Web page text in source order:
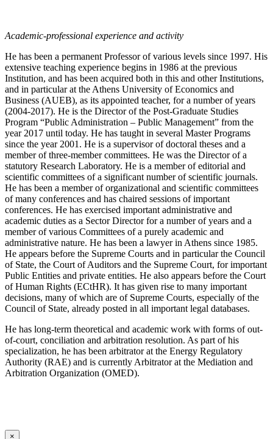
Academic-professional experience and activity
He has been a permanent Professor of various levels since 1997. His
extensive teaching experience begins in 1986 at the previous
Institution, and has been acquired both in this and other Institutions,
and in particular at the Athens University of Economics and
Business (AUEB), as its appointed teacher, for a number of years
(2004-2017). He is the Director of the Post-Graduate Studies
Program “Public Administration – Public Management” from the
year 2017 until today. He has taught in several Master Programs
since the year 2001. He is a supervisor of doctoral theses and a
member of three-member committees. He was the Director of a
statutory Research Laboratory. He is a member of editorial and
scientific committees of a significant number of scientific journals.
He has been a member of organizational and scientific committees
of many conferences and has chaired sessions of important
conferences. He has exercised important administrative and
academic duties as a Sector Director for a number of years and a
member of various Committees of a purely academic and
administrative nature. He has been a lawyer in Athens since 1985.
He appears before the Supreme Courts and in particular the Council
of State, the Court of Auditors and the Supreme Court, for important
Public Entities and private entities. He also appears before the Court
of Human Rights (ECtHR). It has given rise to many important
decisions, many of which are of Supreme Courts, especially of the
Council of State, already posted in all important legal databases.
He has long-term theoretical and academic work with forms of out-
of-court, conciliation and arbitration resolution. As part of his
specialization, he has been arbitrator at the Energy Regulatory
Authority (RAE) and is currently Arbitrator at the Mediation and
Arbitration Organization (OMED).
×